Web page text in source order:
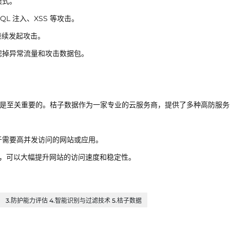
注入、XSS 等攻击。
发起攻击。
异常流量和攻击数据包。
关重要的。桔子数据作为一家专业的云服务商，提供了多种高防服
要高并发访问的网站或应用。
以大幅提升网站的访问速度和稳定性。
3.防护能力评估 4.智能识别与过滤技术 5.桔子数据